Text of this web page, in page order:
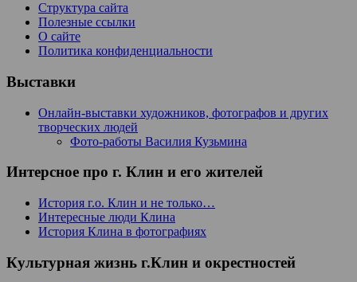
Структура сайта
Полезные ссылки
О сайте
Политика конфиденциальности
Выставки
Онлайн-выставки художников, фотографов и других
творческих людей
Фото-работы Василия Кузьмина
Интерсное про г. Клин и его жителей
История г.о. Клин и не только…
Интересные люди Клина
История Клина в фотографиях
Культурная жизнь г.Клин и окрестностей